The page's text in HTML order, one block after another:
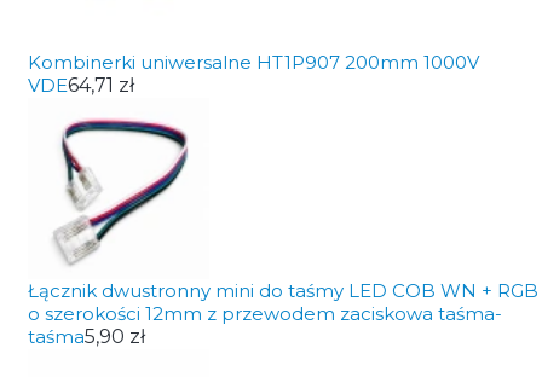
Kombinerki uniwersalne HT1P907 200mm 1000V
VDE64,71 zł
Łącznik dwustronny mini do taśmy LED COB WN + RGB
o szerokości 12mm z przewodem zaciskowa taśma-
taśma5,90 zł